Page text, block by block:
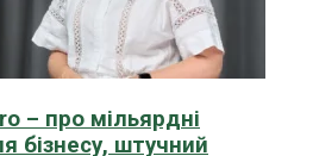
– про мільярдні
бізнесу, штучний